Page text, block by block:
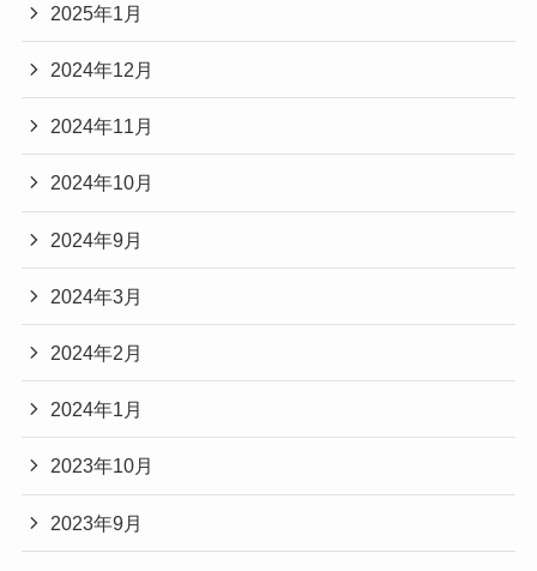
2025年1月
2024年12月
2024年11月
2024年10月
2024年9月
2024年3月
2024年2月
2024年1月
2023年10月
2023年9月